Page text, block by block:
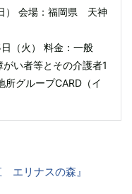
） 会場：福岡県 天神
（火） 料金：一般
い者等とその介護者1
グループCARD（イ
エリナスの森』